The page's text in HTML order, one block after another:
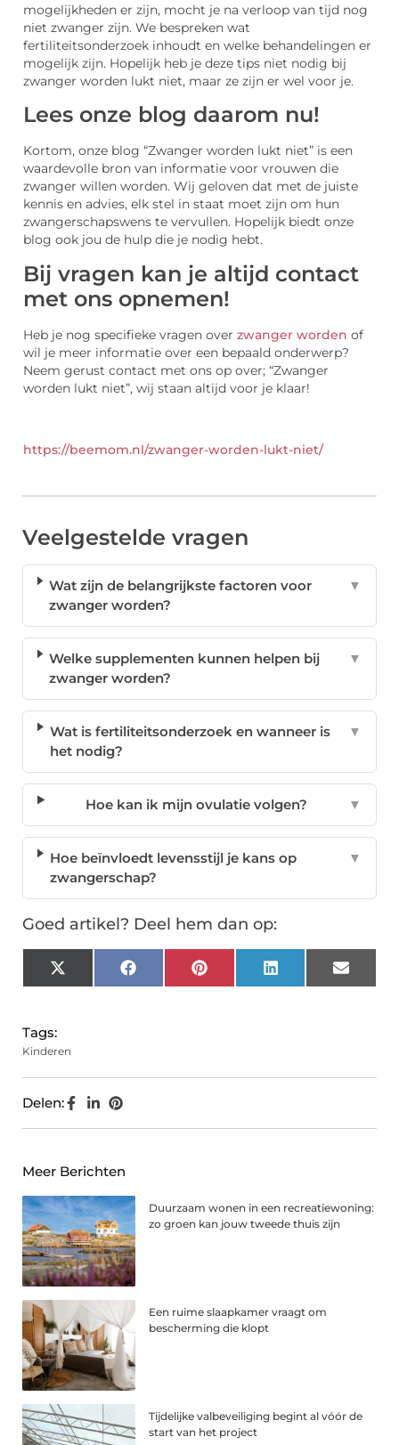
mogelijkheden er zijn, mocht je na verloop van tijd nog
niet zwanger zijn. We bespreken wat
fertiliteitsonderzoek inhoudt en welke behandelingen er
mogelijk zijn. Hopelijk heb je deze tips niet nodig bij
zwanger worden lukt niet, maar ze zijn er wel voor je.
Lees onze blog daarom nu!
Kortom, onze blog “Zwanger worden lukt niet” is een
waardevolle bron van informatie voor vrouwen die
zwanger willen worden. Wij geloven dat met de juiste
kennis en advies, elk stel in staat moet zijn om hun
zwangerschapswens te vervullen. Hopelijk biedt onze
blog ook jou de hulp die je nodig hebt.
Bij vragen kan je altijd contact
met ons opnemen!
Heb je nog specifieke vragen over zwanger worden of
wil je meer informatie over een bepaald onderwerp?
Neem gerust contact met ons op over; “Zwanger
worden lukt niet”, wij staan altijd voor je klaar!
https://beemom.nl/zwanger-worden-lukt-niet/
Veelgestelde vragen
Wat zijn de belangrijkste factoren voor
zwanger worden?
▼
Welke supplementen kunnen helpen bij
zwanger worden?
▼
Wat is fertiliteitsonderzoek en wanneer is
het nodig?
▼
Hoe kan ik mijn ovulatie volgen? ▼
Hoe beïnvloedt levensstijl je kans op
zwangerschap?
▼
Goed artikel? Deel hem dan op:
X
(Twitter)
FacebookPinterest LinkedIn Email
Tags:
Kinderen
Delen:
Meer Berichten
Duurzaam wonen in een recreatiewoning:
zo groen kan jouw tweede thuis zijn
Een ruime slaapkamer vraagt om
bescherming die klopt
Tijdelijke valbeveiliging begint al vóór de
start van het project